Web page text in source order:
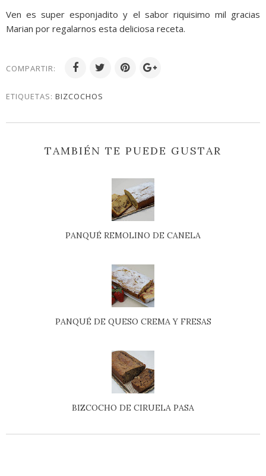
Ven es super esponjadito y el sabor riquisimo mil gracias
Marian por regalarnos esta deliciosa receta.
COMPARTIR:
ETIQUETAS: BIZCOCHOS
TAMBIÉN TE PUEDE GUSTAR
PANQUÉ REMOLINO DE CANELA
PANQUÉ DE QUESO CREMA Y FRESAS
BIZCOCHO DE CIRUELA PASA